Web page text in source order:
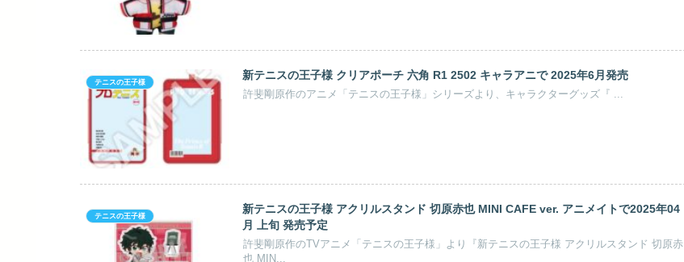
テニスの王子様
新テニスの王子様 クリアポーチ 六角 R1 2502 キャラアニで 2025年6月発売
テニスの王子様
新テニスの王子様 アクリルスタンド 切原赤也 MINI CAFE ver. アニメイトで2025年04
月 上旬 発売予定
許斐剛原作のTVアニメ「テニスの王子様」より『新テニスの王子様 アクリルスタンド 切原赤
也 MIN...